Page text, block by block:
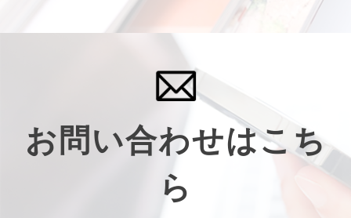
お問い合わせはこち
ら